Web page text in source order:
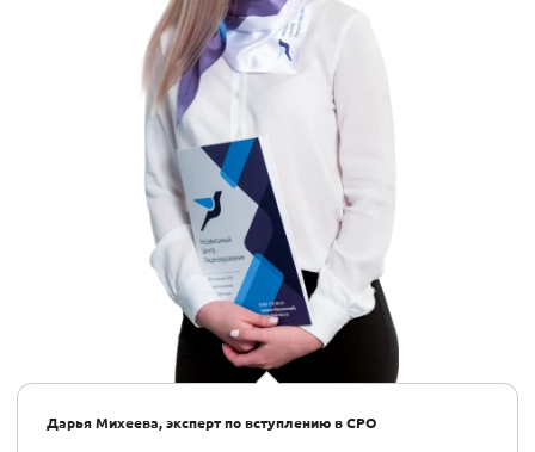
Дарья Михеева, эксперт по вступлению в СРО